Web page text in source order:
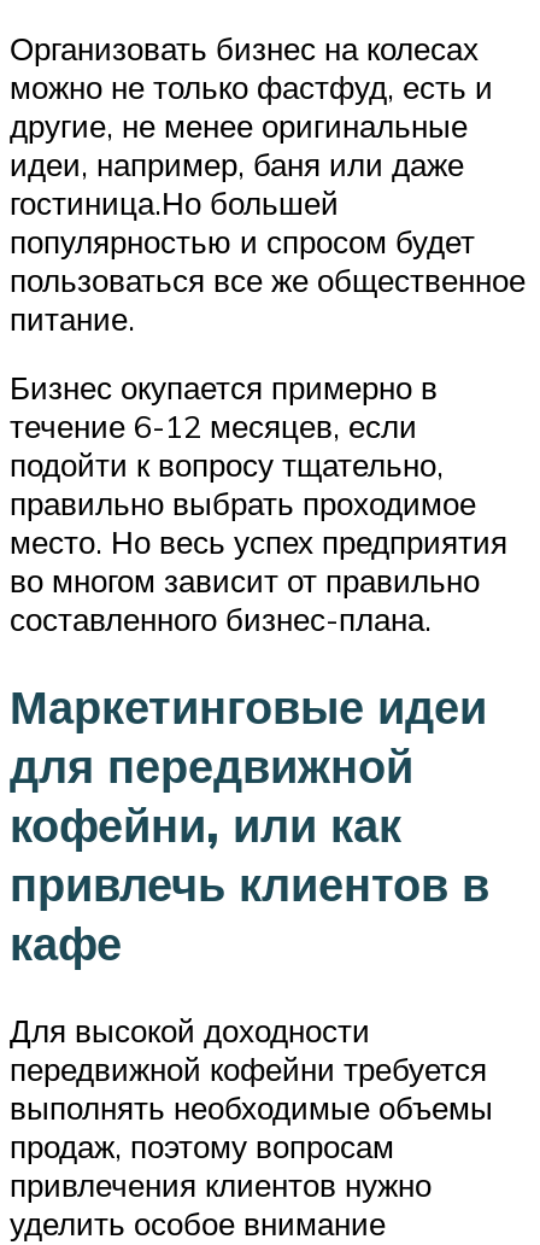
Организовать бизнес на колесах
можно не только фастфуд, есть и
другие, не менее оригинальные
идеи, например, баня или даже
гостиница.Но большей
популярностью и спросом будет
пользоваться все же общественное
питание.
Бизнес окупается примерно в
течение 6-12 месяцев, если
подойти к вопросу тщательно,
правильно выбрать проходимое
место. Но весь успех предприятия
во многом зависит от правильно
составленного бизнес-плана.
Маркетинговые идеи
для передвижной
кофейни, или как
привлечь клиентов в
кафе
Для высокой доходности
передвижной кофейни требуется
выполнять необходимые объемы
продаж, поэтому вопросам
привлечения клиентов нужно
уделить особое внимание